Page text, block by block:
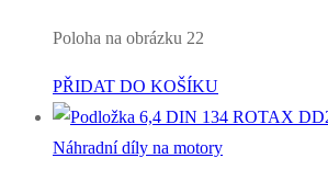
Poloha na obrázku 22
PŘIDAT DO KOŠÍKU
Náhradní díly na motory